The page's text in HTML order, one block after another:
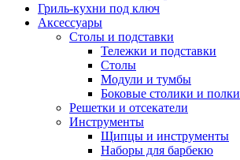
Гриль-кухни под ключ
Аксессуары
Столы и подставки
Тележки и подставки
Столы
Модули и тумбы
Боковые столики и полки
Решетки и отсекатели
Инструменты
Щипцы и инструменты
Наборы для барбекю